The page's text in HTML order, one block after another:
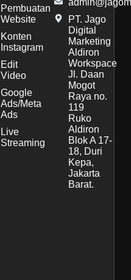
Pembuatan
Website
Konten
Instagram
Edit
Video
Google
Ads/Meta
Ads
Live
Streaming
PT. Jago
Digital
Marketing
Aldiron
Workspace
Jl. Daan
Mogot
Raya no.
119
Ruko
Aldiron
Blok A 17-
18, Duri
Kepa,
Jakarta
Barat.